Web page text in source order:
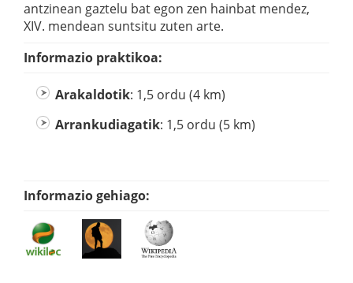
antzinean gaztelu bat egon zen hainbat mendez,
XIV. mendean suntsitu zuten arte.
Informazio praktikoa:
Arakaldotik: 1,5 ordu (4 km)
Arrankudiagatik: 1,5 ordu (5 km)
Informazio gehiago: